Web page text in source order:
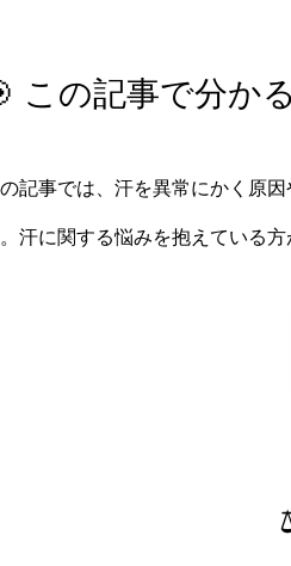
この記事で分か
記事では、汗を異常にかく原
汗に関する悩みを抱えている